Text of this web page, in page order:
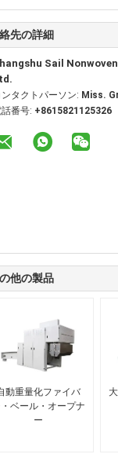
先の詳細
Sail
ンタクトパーソン: Miss.
話番号: +8615821125326
他の製品
動重量化ファイバ
ベール・オープナ
ー